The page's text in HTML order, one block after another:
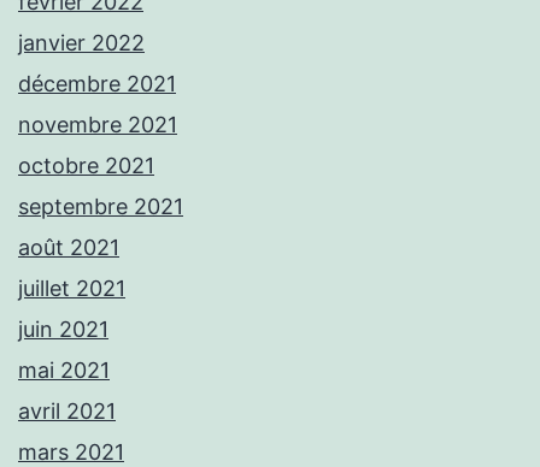
janvier 2022
décembre 2021
novembre 2021
octobre 2021
septembre 2021
août 2021
juillet 2021
juin 2021
mai 2021
avril 2021
mars 2021